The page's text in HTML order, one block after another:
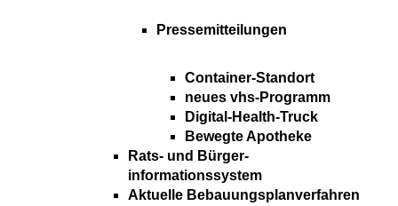
Pressemitteilungen
Container-Standort
neues vhs-Programm
Digital-Health-Truck
Bewegte Apotheke
Rats- und Bürger-
informationssystem
Aktuelle Bebauungsplanverfahren